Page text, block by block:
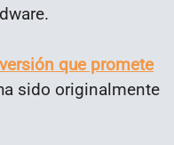
que promete
sido originalmente